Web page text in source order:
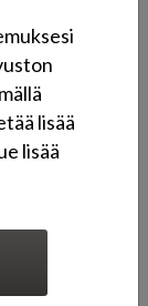
lisää
lisää